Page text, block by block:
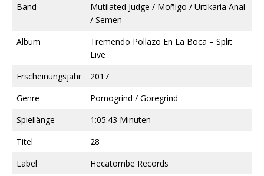
Band
Mutilated Judge / Moñigo / Urtikaria Anal
/ Semen
Album
Tremendo Pollazo En La Boca – Split
Live
Erscheinungsjahr
2017
Genre
Pornogrind / Goregrind
Spiellänge
1:05:43 Minuten
Titel
28
Label
Hecatombe Records